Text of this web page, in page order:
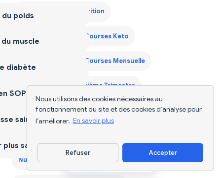
Nous utilisons des cookies nécessaires au
fonctionnement du site et des cookies d’analyse pour
l’améliorer. En savoir plus
Refuser Accepter
Diet Supplements Nutrition
Générateur Liste de Courses Keto
Générateur Liste de Courses Mensuelle
Guide Protéines Deuxième Trimestre
Guide Protéines Premier Trimestre
Nutriscan pour la GrossesseTélécharger l'appli
poids
muscle
diabète
SOPK
saine
sain